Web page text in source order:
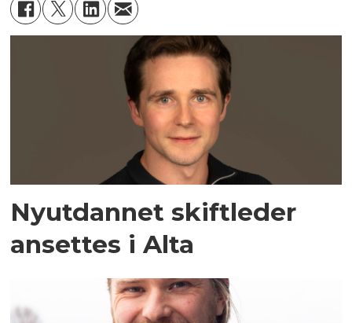
Nyutdannet skiftleder
ansettes i Alta